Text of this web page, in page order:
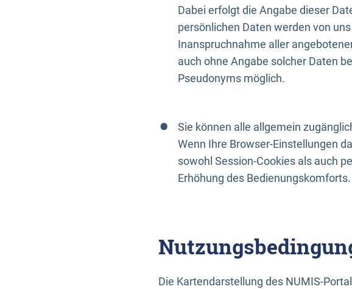
Dabei erfolgt die Angabe dieser
persönlichen Daten werden von
Inanspruchnahme aller
auch ohne Angabe solcher Daten
Pseudonyms möglich.
Sie können alle allgemein
Wenn Ihre Browser-Einstellungen
sowohl Session-Cookies als auch
Erhöhung des Bedienungskomforts.
Die Kartendarstellung des NUMIS-